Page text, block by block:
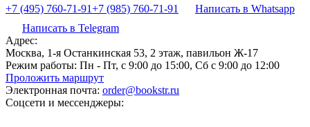
+7 (495) 760-71-91+7 (985) 760-71-91
Написать в Whatsapp
Написать в Telegram
Адрес:
Москва, 1-я Останкинская 53, 2 этаж, павильон Ж-17
Режим работы: Пн - Пт, с 9:00 до 15:00, Сб с 9:00 до 12:00
Проложить маршрут
Электронная почта: order@bookstr.ru
Соцсети и мессенджеры: